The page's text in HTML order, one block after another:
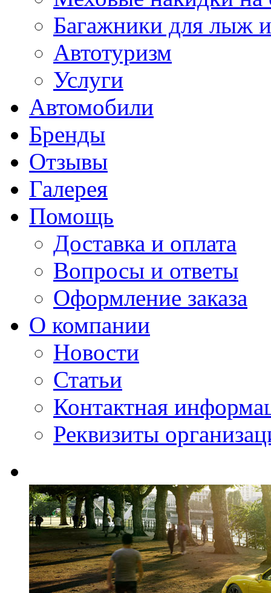
Багажники для лыж
Автотуризм
Услуги
Автомобили
Бренды
Отзывы
Галерея
Помощь
Доставка и оплата
Вопросы и ответы
Оформление заказа
О компании
Новости
Статьи
Контактная
Реквизиты